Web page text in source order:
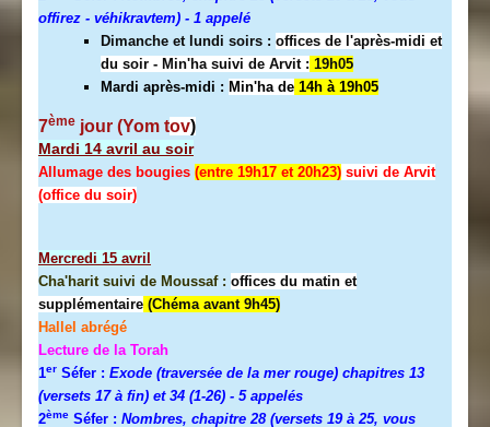
offirez - véhikravtem) - 1 appelé
Dimanche et lundi soirs : offices de l'après-midi et
du soir - Min'ha suivi de Arvit : 19h05
Mardi après-midi : Min'ha de 14h à 19h05
7ème jour (Yom tov)
Mardi 14 avril au soir
Allumage des bougies (entre 19h17 et 20h23) suivi de Arvit
(office du soir)
Mercredi 15 avril
Cha'harit suivi de Moussaf : offices du matin et
supplémentaire (Chéma avant 9h45)
Hallel abrégé
Lecture de la Torah
1er Séfer : Exode (traversée de la mer rouge) chapitres 13
(versets 17 à fin) et 34 (1-26) - 5 appelés
2ème Séfer : Nombres, chapitre 28 (versets 19 à 25, vous